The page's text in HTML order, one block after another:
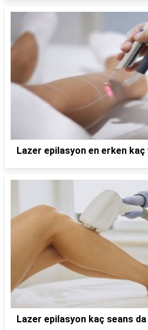
Lazer epilasyon en erken kaç
Lazer epilasyon kaç seans